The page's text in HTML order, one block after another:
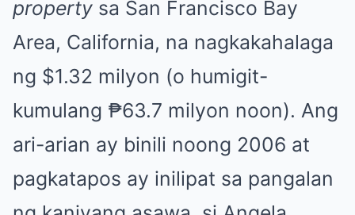
property sa San Francisco Bay
Area, California, na nagkakahalaga
ng $1.32 milyon (o humigit-
kumulang ₱63.7 milyon noon). Ang
ari-arian ay binili noong 2006 at
pagkatapos ay inilipat sa pangalan